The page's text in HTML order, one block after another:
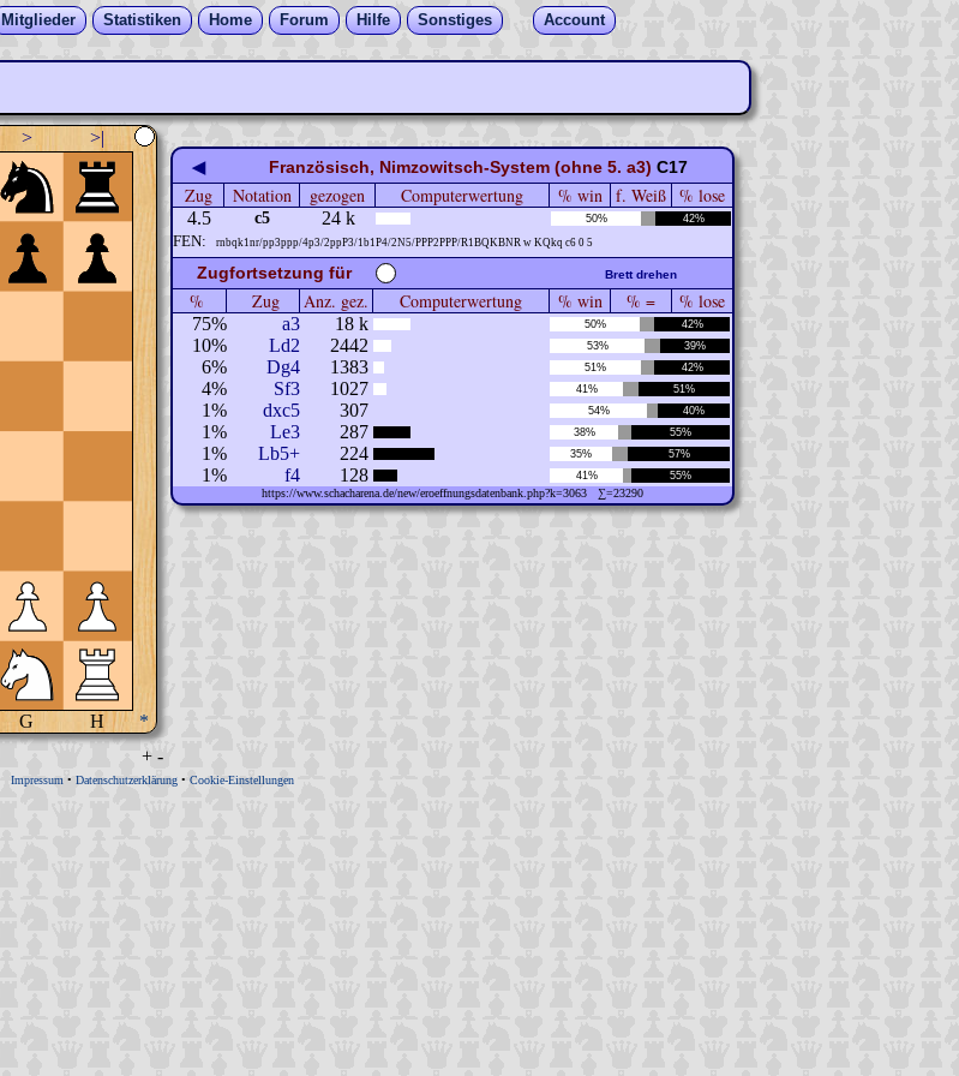
Mitglieder Statistiken Home Forum Hilfe Sonstiges Account
> >|
G H *
◀ Französisch, Nimzowitsch-System (ohne 5. a3) C17
Zug Notation gezogen Computerwertung % win f. Weiß % lose
4.5 c5 24 k 50% 42%
FEN: rnbqk1nr/pp3ppp/4p3/2ppP3/1b1P4/2N5/PPP2PPP/R1BQKBNR w KQkq c6 0 5
Zugfortsetzung für Brett drehen
% Zug Anz. gez. Computerwertung % win % = % lose
75% a3 18 k 50% 42%
10% Ld2 2442 53% 39%
6% Dg4 1383 51% 42%
4% Sf3 1027 41% 51%
1% dxc5 307 54% 40%
1% Le3 287 38% 55%
1% Lb5+ 224 35% 57%
1% f4 128 41% 55%
https://www.schacharena.de/new/eroeffnungsdatenbank.php?k=3063 ∑=23290
+ -
Impressum • Datenschutzerklärung • Cookie-Einstellungen